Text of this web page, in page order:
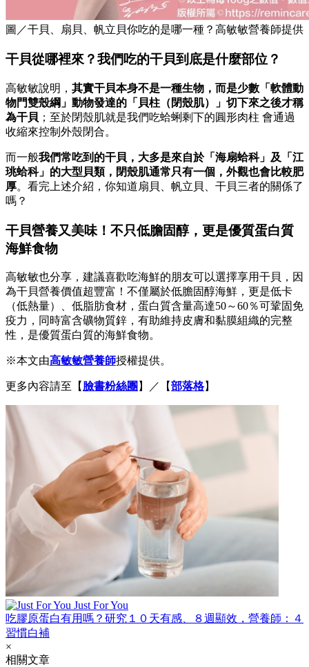
圖／干貝、扇貝、帆立貝你吃的是哪一種？高敏敏營養師提供
干貝從哪裡來？我們吃的干貝到底是什麼部位？
高敏敏說明， 其實干貝本身不是一種生物，而是少數「軟體動
物門雙殼綱」動物發達的「貝柱（閉殼肌）」切下來之後才稱
為干貝 ；至於閉殼肌就是我們吃蛤蜊剩下的圓形肉柱 會通過
收縮來控制外殼閉合。
而一般我們常吃到的干貝，大多是來自於「海扇蛤科」及「江
珧蛤科」的大型貝類，閉殼肌通常只有一個，外觀也會比較肥
厚。看完上述介紹，你知道扇貝、帆立貝、干貝三者的關係了
嗎？
干貝營養又美味！不只低膽固醇，更是優質蛋白質
海鮮食物
高敏敏也分享，建議喜歡吃海鮮的朋友可以選擇享用干貝，因
為干貝營養價值超豐富！不僅屬於低膽固醇海鮮，更是低卡
（低熱量）、低脂肪食材，蛋白質含量高達50～60％可鞏固免
疫力，同時富含礦物質鋅，有助維持皮膚和黏膜組織的完整
性，是優質蛋白質的海鮮食物。
※本文由高敏敏營養師授權提供。
更多內容請至【 臉書粉絲團 】／【部落格】
Just For You
吃膠原蛋白有用嗎？研究１０天有感、８週顯效，營養師：４
習慣白補
×
相關文章